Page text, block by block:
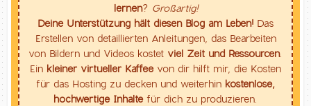
lernen? Großartig!
Deine Unterstützung hält diesen Blog am Leben! Das
Erstellen von detaillierten Anleitungen, das Bearbeiten
von Bildern und Videos kostet viel Zeit und Ressourcen.
Ein kleiner virtueller Kaffeevon dir hilft mir, die Kosten
für das Hosting zu decken und weiterhin kostenlose,
hochwertige Inhaltefür dich zu produzieren.